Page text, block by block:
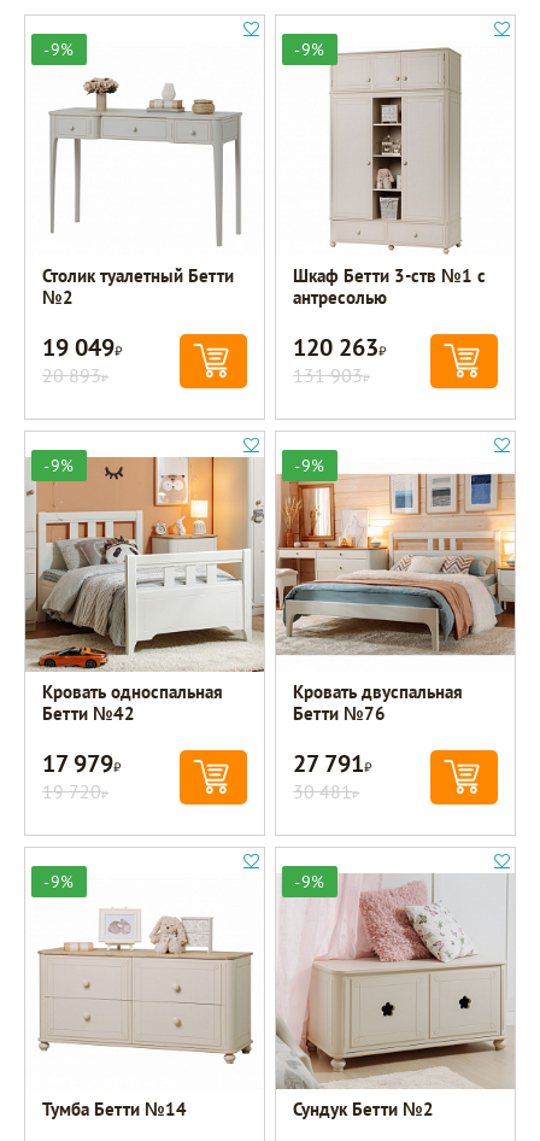
-9%
Столик туалетный Бетти
№2
19 049Р
20 893Р
-9%
Шкаф Бетти 3-ств №1 с
антресолью
120 263Р
131 903Р
-9%
Кровать односпальная
Бетти №42
17 979Р
19 720Р
-9%
Кровать двуспальная
Бетти №76
27 791Р
30 481Р
-9%
Тумба Бетти №14
-9%
Сундук Бетти №2